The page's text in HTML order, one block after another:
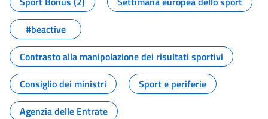
#beactive
Contrasto alla manipolazione dei risultati sportivi
Consiglio dei ministri
Sport e periferie
Agenzia delle Entrate